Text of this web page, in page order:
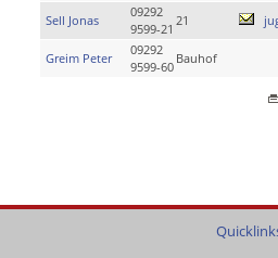
Sell Jonas
09292
9599-21
21
Greim Peter
09292
9599-60
Bauhof